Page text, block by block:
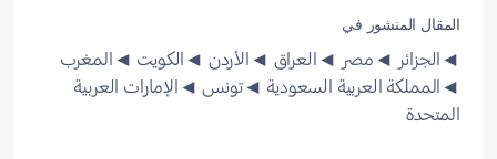
المقال المنشور في
◄الجزائر ◄مصر ◄العراق ◄الأردن ◄الكويت ◄المغرب
◄المملكة العربية السعودية ◄تونس ◄الإمارات العربية
المتحدة